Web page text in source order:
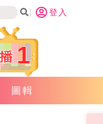
登入
1
圖輯